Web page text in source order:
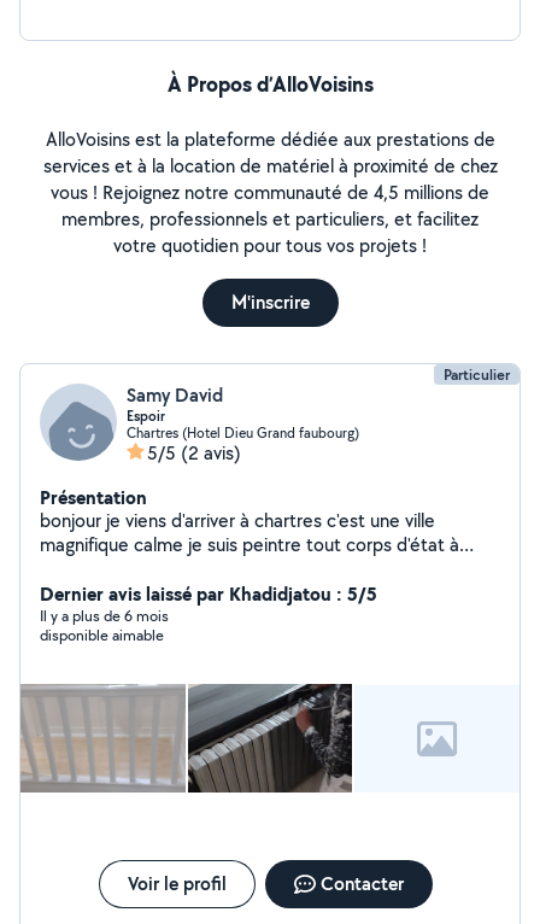
À Propos d’AlloVoisins
AlloVoisins est la plateforme dédiée aux prestations de
services et à la location de matériel à proximité de chez
vous ! Rejoignez notre communauté de 4,5 millions de
membres, professionnels et particuliers, et facilitez
votre quotidien pour tous vos projets !
M'inscrire
Particulier
Samy David
Espoir
Chartres (Hotel Dieu Grand faubourg)
5/5 (2 avis)
Présentation
bonjour je viens d'arriver à chartres c'est une ville
magnifique calme je suis peintre tout corps d'état à
Dernier avis laissé par Khadidjatou : 5/5
Il y a plus de 6 mois
disponible aimable
Voir le profil Contacter